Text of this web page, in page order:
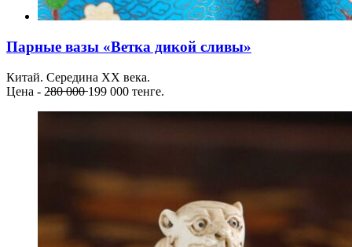
Парные вазы «Ветка дикой сливы»
Китай. Середина ХХ века.
Цена - 2̶8̶0̶ ̶0̶0̶0̶ 199 000 тенге.